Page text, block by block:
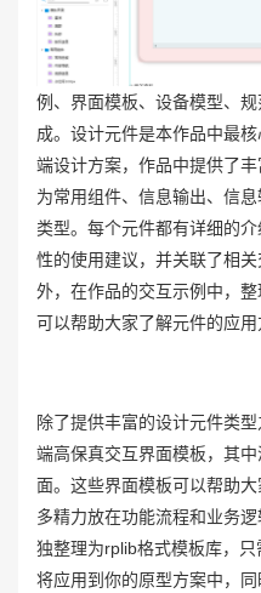
例、界面模板、设备模型、
成。设计元件是本作品中最
端设计方案，作品中提供了
为常用组件、信息输出、信
类型。每个元件都有详细的
性的使用建议，并关联了相
外，在作品的交互示例中，整
可以帮助大家了解元件的应用
除了提供丰富的设计元件类
端高保真交互界面模板，其
面。这些界面模板可以帮助
多精力放在功能流程和业务
独整理为rplib格式模板库，
将应用到你的原型方案中，